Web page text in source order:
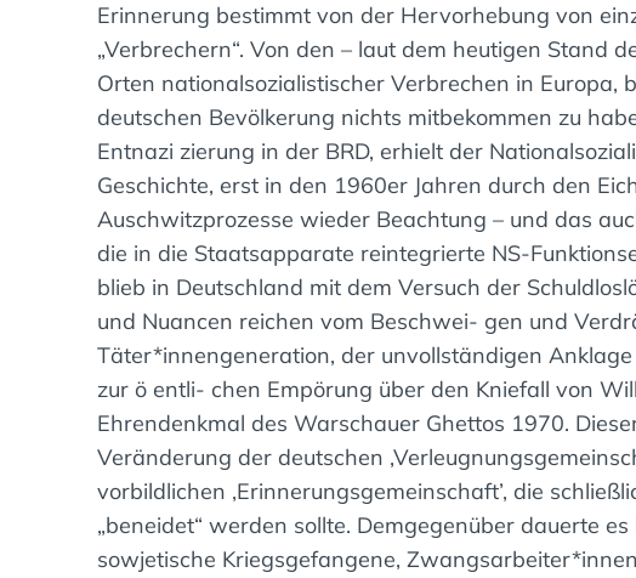
Erinnerung bestimmt von der Hervorhebung von
„Verbrechern“. Von den – laut dem heutigen Stand
Orten nationalsozialistischer Verbrechen in Europa,
deutschen Bevölkerung nichts mitbekommen zu
Entnazi zierung in der BRD, erhielt der
Geschichte, erst in den 1960er Jahren durch den
Auschwitzprozesse wieder Beachtung – und das
die in die Staatsapparate reintegrierte NS-
blieb in Deutschland mit dem Versuch der
und Nuancen reichen vom Beschwei- gen und
Täter*innengeneration, der unvollständigen
zur ö entli- chen Empörung über den Kniefall von
Ehrendenkmal des Warschauer Ghettos 1970.
Veränderung der deutschen
vorbildlichen ‚Erinnerungsgemeinschaft’, die
„beneidet“ werden sollte. Demgegenüber dauerte
sowjetische Kriegsgefangene,